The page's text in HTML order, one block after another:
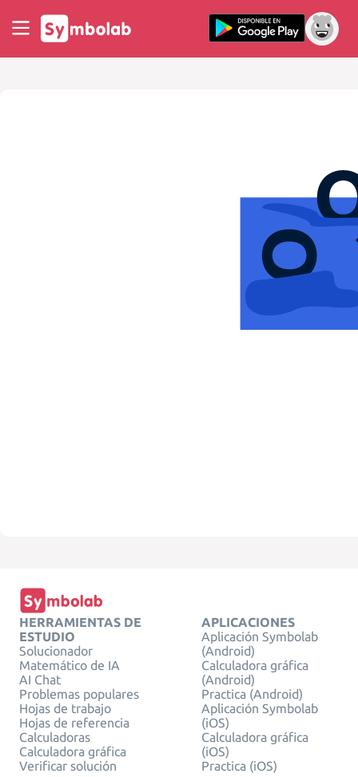
HERRAMIENTAS DE
ESTUDIO
Solucionador
Matemático de IA
AI Chat
Problemas populares
Hojas de trabajo
Hojas de referencia
Calculadoras
Calculadora gráfica
Verificar solución
APLICACIONES
Aplicación Symbolab
(Android)
Calculadora gráfica
(Android)
Practica (Android)
Aplicación Symbolab
(iOS)
Calculadora gráfica
(iOS)
Practica (iOS)